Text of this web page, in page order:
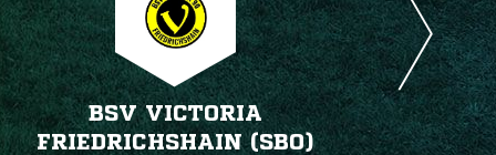
BSV VICTORIA
FRIEDRICHSHAIN (SBO)